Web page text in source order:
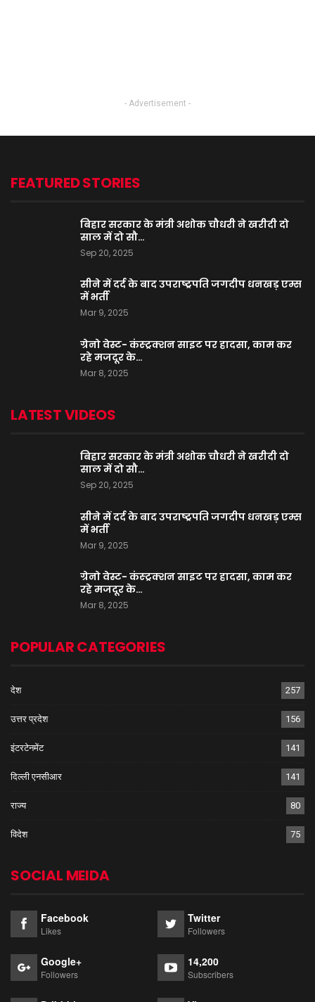
- Advertisement -
FEATURED STORIES
बिहार सरकार के मंत्री अशोक चौधरी ने खरीदी दो
साल में दो सौ…
Sep 20, 2025
सीने में दर्द के बाद उपराष्ट्रपति जगदीप धनखड़ एम्स
में भर्ती
Mar 9, 2025
ग्रेनो वेस्ट- कंस्ट्रक्शन साइट पर हादसा, काम कर
रहे मजदूर के…
Mar 8, 2025
LATEST VIDEOS
बिहार सरकार के मंत्री अशोक चौधरी ने खरीदी दो
साल में दो सौ…
Sep 20, 2025
सीने में दर्द के बाद उपराष्ट्रपति जगदीप धनखड़ एम्स
में भर्ती
Mar 9, 2025
ग्रेनो वेस्ट- कंस्ट्रक्शन साइट पर हादसा, काम कर
रहे मजदूर के…
Mar 8, 2025
POPULAR CATEGORIES
देश 257
उत्तर प्रदेश 156
इंटरटेनमेंट 141
दिल्ली एनसीआर 141
राज्य 80
विदेश 75
SOCIAL MEIDA
Facebook
Likes
Twitter
Followers
Google+
Followers
14,200
Subscribers